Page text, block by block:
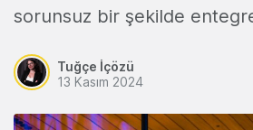
sorunsuz bir şekilde
Tuğçe İçözü
13 Kasım 2024